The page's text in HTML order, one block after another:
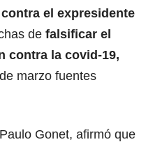
el expresidente
de falsificar el
contra la covid-19,
marzo fuentes
Gonet, afirmó que